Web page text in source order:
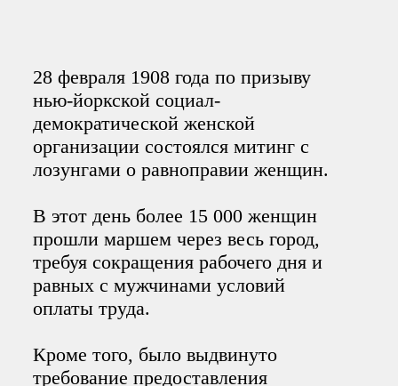
28 февраля 1908 года по призыву
нью-йоркской социал-
демократической женской
организации состоялся митинг с
лозунгами о равноправии женщин.
В этот день более 15 000 женщин
прошли маршем через весь город,
требуя сокращения рабочего дня и
равных c мужчинами условий
оплаты труда.
Кроме того, было выдвинуто
требование предоставления